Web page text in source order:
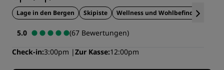
Lage in den Bergen Skipiste Wellness und Wohlbefinden
5.0
(67 Bewertungen)
Check-in 3:00pm Zur Kasse 12:00pm